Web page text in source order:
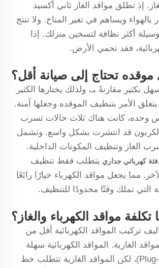
إذ تطلق مواقد الغاز ثاني أكسيد
بالهواء ويساهم في تغير المناخ. ولا تنتج
وسيلة أكثر نظافة لتسخين منزلك. إذا
فقد تحمي الأرض.
موقده تحتاج إلى صيانة أقل؟
بكثير مقارنةً بـ، ولذلك يختارها الكثير
الأمر بتنظيف الموقده وجعلها آمنة.
كانت هناك ثلاث حالات تسرب
الكربون قد انتشرت بشكل واسع. وتشمل
الغاز وتنظيف المكونات الداخلية.
كهربائي جداري يتطلب فقط تنظيف
مما يجعل مواقد الكهرباء خيارًا رائعًا
التي تملك وقتًا محدودًا للتنظيف.
تكلفة مواقد الكهرباء والغاز؟
تركيب المواقد الكهربائية أقل من
الغازية. المواقد الكهربائية سهلة
التركيب (Plug-n-Play)، لكن المواقد الغازية تتطلب خط